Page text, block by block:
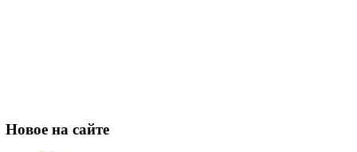
Новое на сайте